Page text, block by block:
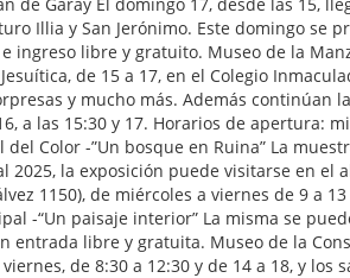
Illia y San Jerónimo. Este domingo se
ingreso libre y gratuito. Museo de la
de 15 a 17, en el Colegio
y mucho más. Además continúan
a las 15:30 y 17. Horarios de apertura:
del Color -”Un bosque en Ruina” La
2025, la exposición puede visitarse en el
1150), de miércoles a viernes de 9 a
-“Un paisaje interior” La misma se
entrada libre y gratuita. Museo de la
de 8:30 a 12:30 y de 14 a 18, y los